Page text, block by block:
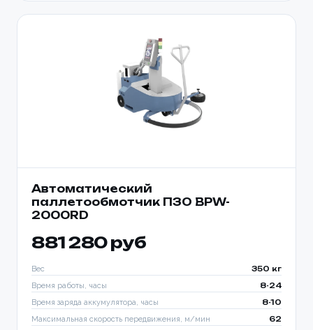
Автоматический
паллетообмотчик ПЗО BPW-
2000RD
881 280 руб
Вес 350 кг
Время работы, часы 8-24
Время заряда аккумулятора, часы 8-10
Максимальная скорость передвижения, м/мин 62